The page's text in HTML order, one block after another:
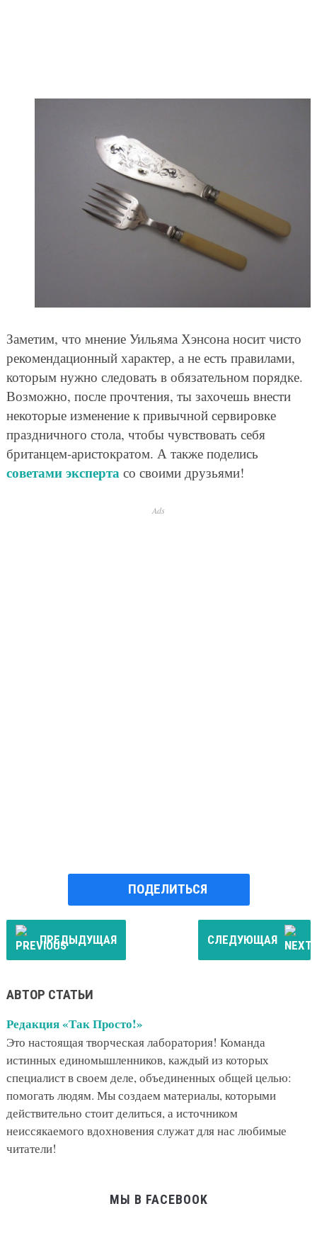
Заметим, что мнение Уильяма Хэнсона носит чисто
рекомендационный характер, а не есть правилами,
которым нужно следовать в обязательном порядке.
Возможно, после прочтения, ты захочешь внести
некоторые изменение к привычной сервировке
праздничного стола, чтобы чувствовать себя
британцем-аристократом. А также поделись
советами эксперта со своими друзьями!
Ads
ПОДЕЛИТЬСЯ
ПРЕДЫДУЩАЯ СЛЕДУЮЩАЯ
АВТОР СТАТЬИ
Редакция «Так Просто!»
Это настоящая творческая лаборатория! Команда
истинных единомышленников, каждый из которых
специалист в своем деле, объединенных общей целью:
помогать людям. Мы создаем материалы, которыми
действительно стоит делиться, а источником
неиссякаемого вдохновения служат для нас любимые
читатели!
МЫ В FACEBOOK